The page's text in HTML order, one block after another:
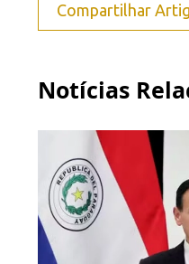
Compartilhar
Notícias